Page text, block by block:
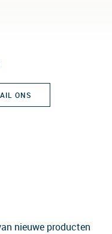
ONS
nieuwe producten